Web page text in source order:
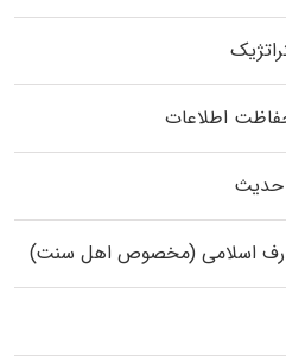
اطلاعات
حدیث
اسلامی (مخصوص اهل سنت)